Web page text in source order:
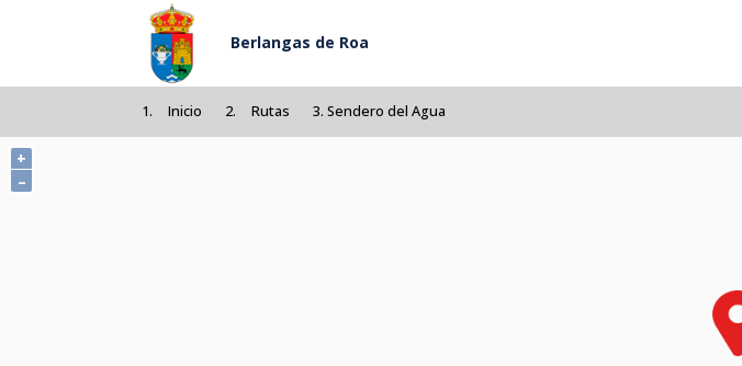
Pasar al contenido principal
Berlangas de Roa
Inicio Rutas Sendero del Agua
+
–